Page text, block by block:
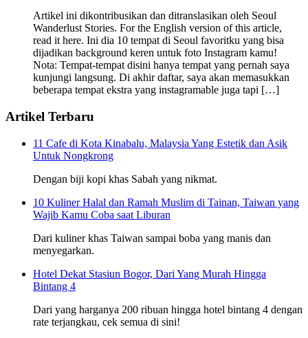
Artikel ini dikontribusikan dan ditranslasikan oleh Seoul
Wanderlust Stories. For the English version of this article,
read it here. Ini dia 10 tempat di Seoul favoritku yang bisa
dijadikan background keren untuk foto Instagram kamu!
Nota: Tempat-tempat disini hanya tempat yang pernah saya
kunjungi langsung. Di akhir daftar, saya akan memasukkan
beberapa tempat ekstra yang instagramable juga tapi […]
Artikel Terbaru
11 Cafe di Kota Kinabalu, Malaysia Yang Estetik dan Asik
Untuk Nongkrong
Dengan biji kopi khas Sabah yang nikmat.
10 Kuliner Halal dan Ramah Muslim di Tainan, Taiwan yang
Wajib Kamu Coba saat Liburan
Dari kuliner khas Taiwan sampai boba yang manis dan
menyegarkan.
Hotel Dekat Stasiun Bogor, Dari Yang Murah Hingga
Bintang 4
Dari yang harganya 200 ribuan hingga hotel bintang 4 dengan
rate terjangkau, cek semua di sini!